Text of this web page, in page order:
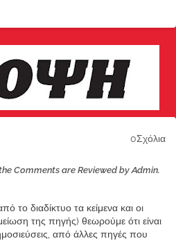
0Σχόλια
Comments are Reviewed by Admin.
το διαδίκτυο τα κείμενα και οι
της πηγής) θεωρούμε ότι είναι
από άλλες πηγές που